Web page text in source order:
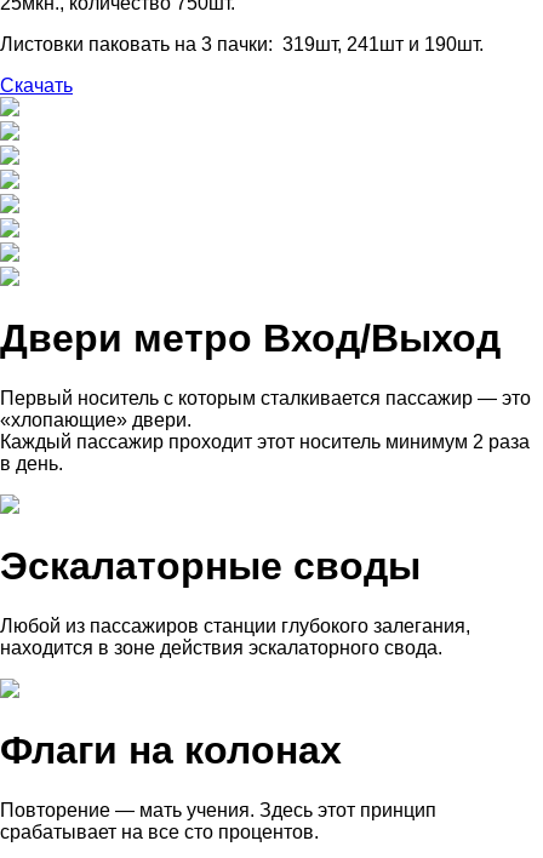
Листовки паковать на 3 пачки: 319шт, 241шт и 190шт.
Скачать
Двери метро Вход/Выход
Первый носитель с которым сталкивается пассажир — это
«хлопающие» двери.
Каждый пассажир проходит этот носитель минимум 2 раза
в день.
Эскалаторные своды
Любой из пассажиров станции глубокого залегания,
находится в зоне действия эскалаторного свода.
Флаги на колонах
Повторение — мать учения. Здесь этот принцип
срабатывает на все сто процентов.